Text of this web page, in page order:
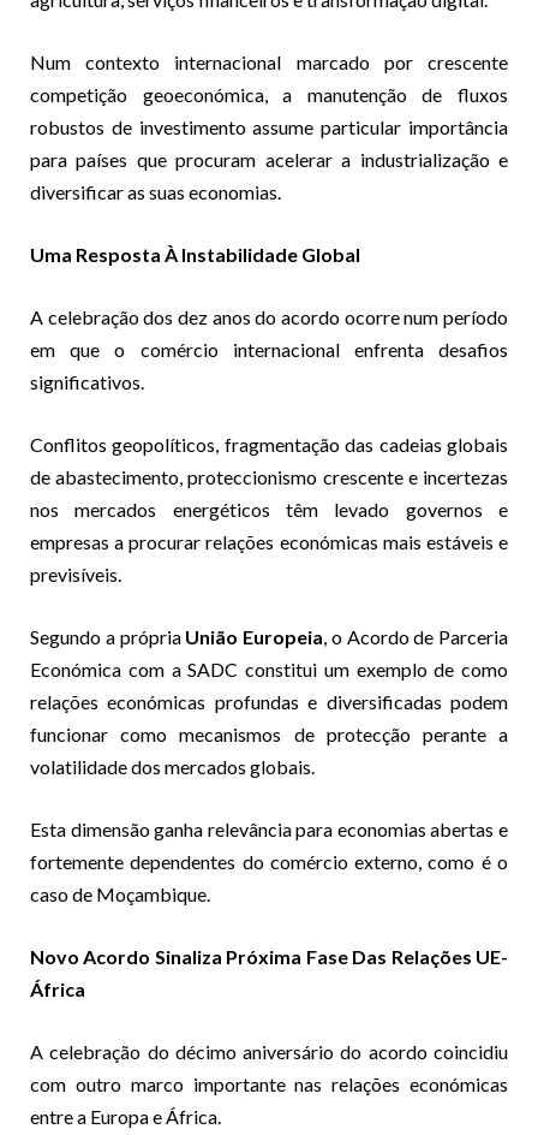
Num contexto internacional marcado por crescente
competição geoeconómica, a manutenção de fluxos
robustos de investimento assume particular importância
para países que procuram acelerar a industrialização e
diversificar as suas economias.
Uma Resposta À Instabilidade Global
A celebração dos dez anos do acordo ocorre num período
em que o comércio internacional enfrenta desafios
significativos.
Conflitos geopolíticos, fragmentação das cadeias globais
de abastecimento, proteccionismo crescente e incertezas
nos mercados energéticos têm levado governos e
empresas a procurar relações económicas mais estáveis e
previsíveis.
Segundo a própria União Europeia, o Acordo de Parceria
Económica com a SADC constitui um exemplo de como
relações económicas profundas e diversificadas podem
funcionar como mecanismos de protecção perante a
volatilidade dos mercados globais.
Esta dimensão ganha relevância para economias abertas e
fortemente dependentes do comércio externo, como é o
caso de Moçambique.
Novo Acordo Sinaliza Próxima Fase Das Relações UE-
África
A celebração do décimo aniversário do acordo coincidiu
com outro marco importante nas relações económicas
entre a Europa e África.